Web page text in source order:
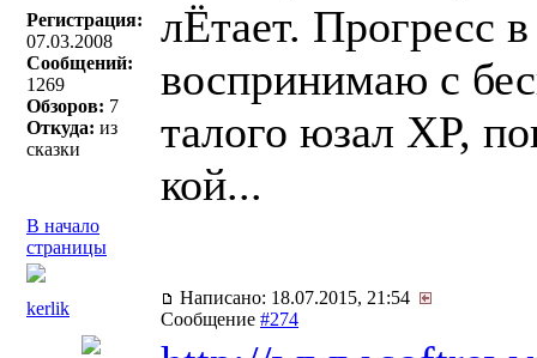
Регистрация:
07.03.2008
Сообщений:
1269
Обзоров: 7
Откуда: из
сказки
лЁтает. Прогресс
воспринимаю с
талого юзал XP,
кой...
В начало
страницы
kerlik
Написано: 18.07.2015, 21:54
Сообщение #274